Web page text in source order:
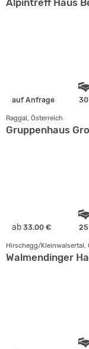
auf Anfrage 30
Raggal, Österreich
Gruppenhaus
ab 33.00 € 25
Hirschegg/Kleinwalsertal,
Walmendinger